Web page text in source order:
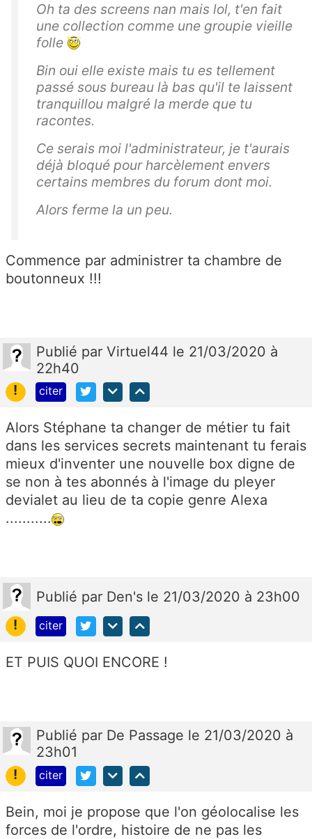
Oh ta des screens nan mais lol, t'en fait
une collection comme une groupie vieille
folle
Bin oui elle existe mais tu es tellement
passé sous bureau là bas qu'il te laissent
tranquillou malgré la merde que tu
racontes.
Ce serais moi l'administrateur, je t'aurais
déjà bloqué pour harcèlement envers
certains membres du forum dont moi.
Alors ferme la un peu.
Commence par administrer ta chambre de
boutonneux !!!
Publié par Virtuel44 le 21/03/2020 à
22h40
!
citer
Alors Stéphane ta changer de métier tu fait
dans les services secrets maintenant tu ferais
mieux d'inventer une nouvelle box digne de
se non à tes abonnés à l'image du pleyer
devialet au lieu de ta copie genre Alexa
...........
Publié par Den's le 21/03/2020 à 23h00
!
citer
ET PUIS QUOI ENCORE !
Publié par De Passage le 21/03/2020 à
23h01
!
citer
Bein, moi je propose que l'on géolocalise les
forces de l'ordre, histoire de ne pas les